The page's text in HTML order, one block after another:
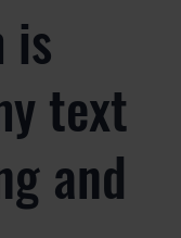
is
text
and